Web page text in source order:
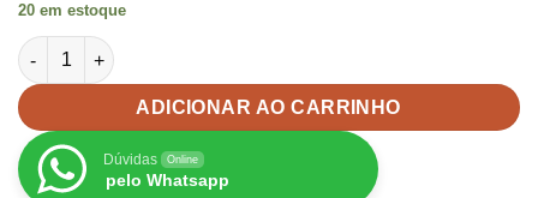
20 em estoque
Pompom Extra Cores Candy 1,5cm - 50 unidade quantidade
ADICIONAR AO CARRINHO
Dúvidas Online
pelo Whatsapp